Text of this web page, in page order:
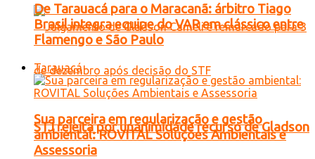
STJ rejeita por unanimidade recurso de Gladson
De Tarauacá para o Maracanã: árbitro Tiago
Brasil integra equipe do VAR em clássico entre
Flamengo e São Paulo
Tarauacá
Sua parceira em regularização e gestão
ambiental: ROVITAL Soluções Ambientais e
Assessoria